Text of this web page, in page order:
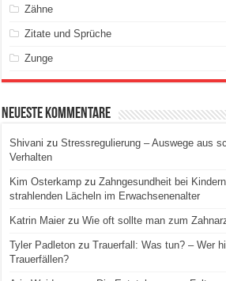
Zähne
Zitate und Sprüche
Zunge
Neueste Kommentare
Shivani zuStressregulierung – Auswege aus
Verhalten
Kim Osterkamp zuZahngesundheit bei
strahlenden Lächeln im Erwachsenenalter
Katrin Maier zuWie oft sollte man zum
Tyler Padleton zuTrauerfall: Was tun? – Wer
Trauerfällen?